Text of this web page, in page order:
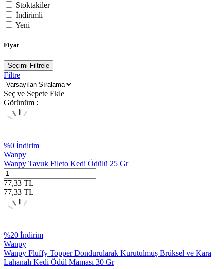
Stoktakiler
İndirimli
Yeni
Fiyat
Seçimi Filtrele
Filtre
Seç ve Sepete Ekle
Görünüm :
%0 İndirim
Wanpy
Wanpy Tavuk Fileto Kedi Ödülü 25 Gr
77,33 TL
77,33 TL
%20 İndirim
Wanpy
Wanpy Fluffy Topper Dondurularak Kurutulmuş Brüksel ve Kara
Lahanalı Kedi Ödül Maması 30 Gr